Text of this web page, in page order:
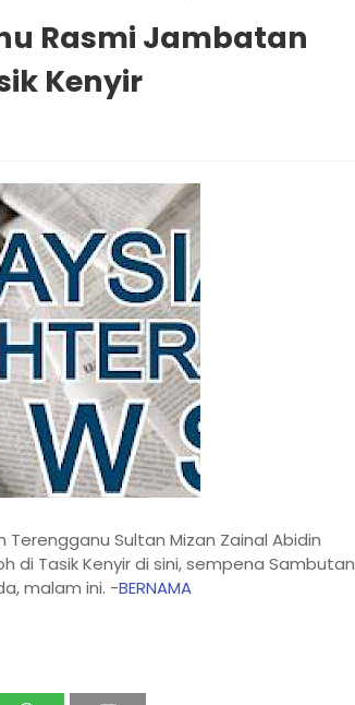
Rasmi Jambatan
Kenyir
Terengganu Sultan Mizan Zainal Abidin
di Tasik Kenyir di sini, sempena Sambutan
malam ini. -BERNAMA